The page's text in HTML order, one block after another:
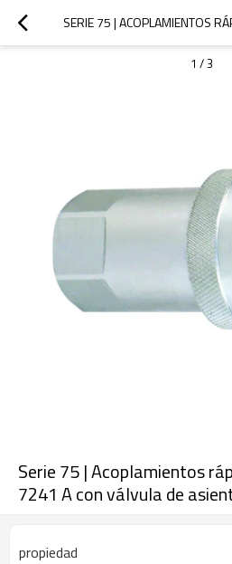
1 /3
Serie 75 | Acoplamientos
7241 A con válvula de
propiedad